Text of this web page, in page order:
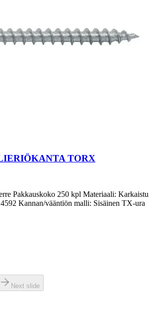
TORX
Pakkauskoko 250 kpl Materiaali: Karkaistu
Kannan/vääntiön malli: Sisäinen TX-ura
Next slide